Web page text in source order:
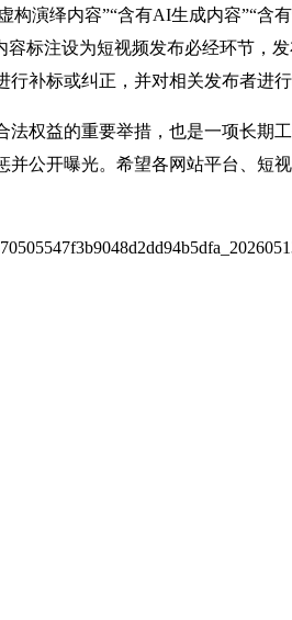
构演绎内容”“含有AI生成内容”“
标注设为短视频发布必经环节，
补标或纠正，并对相关发布者进
益的重要举措，也是一项长期
公开曝光。希望各网站平台、